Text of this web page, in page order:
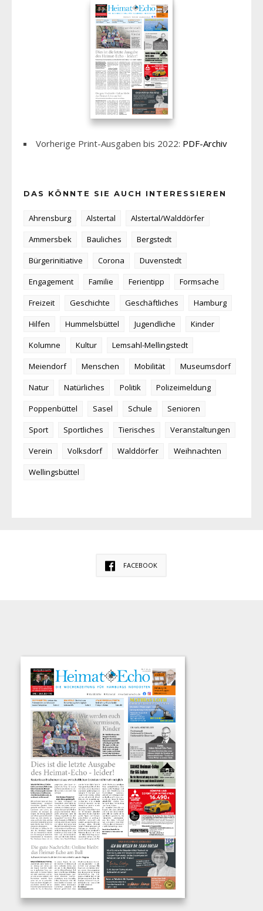
Vorherige Print-Ausgaben bis 2022: PDF-Archiv
DAS KÖNNTE SIE AUCH INTERESSIEREN
Ahrensburg Alstertal
Alstertal/Walddörfer
Ammersbek
Bauliches
Bergstedt
Bürgerinitiative
Corona
Duvenstedt
Engagement
Familie Ferientipp
Formsache
Freizeit
Geschichte Geschäftliches
Hamburg
Hilfen
Hummelsbüttel Jugendliche
Kinder
Kolumne
Kultur
Lemsahl-Mellingstedt
Meiendorf
Menschen Mobilität
Museumsdorf
Natur
Natürliches Politik
Polizeimeldung
Poppenbüttel
Sasel Schule
Senioren
Sport
Sportliches Tierisches
Veranstaltungen
Verein
Volksdorf Walddörfer
Weihnachten
Wellingsbüttel
FACEBOOK